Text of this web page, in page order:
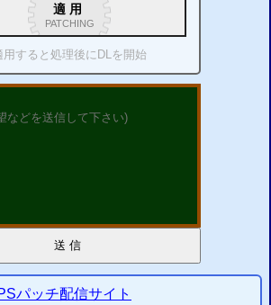
適用
PATCHING
用すると処理後に DL を開始
送信
パッチ配信サイト